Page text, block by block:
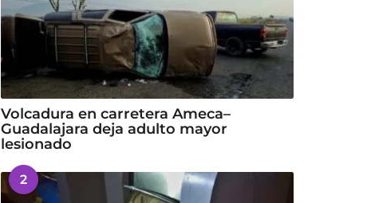
Volcadura en carretera Ameca–
Guadalajara deja adulto mayor
lesionado
2